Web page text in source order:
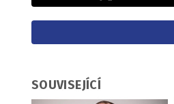
SOUVISEJÍCÍ